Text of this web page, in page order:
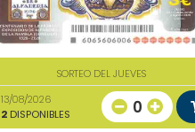
SORTEO DEL JUEVES
13/08/2026
2 DISPONIBLES 0